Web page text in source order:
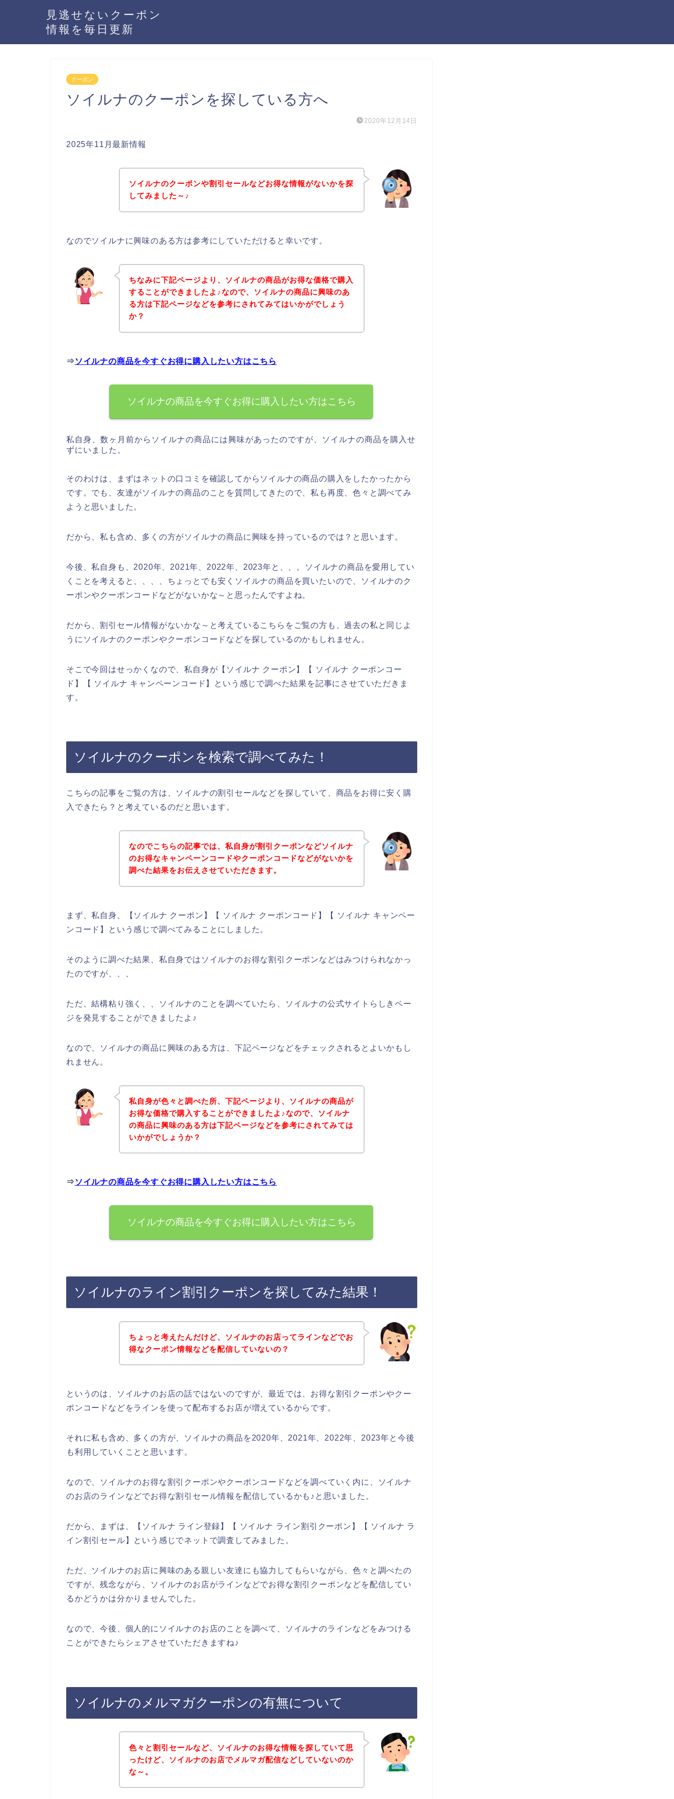
見逃せないクーポン
情報を毎日更新
クーポン
ソイルナのクーポンを探している方へ
2020年12月14日
2025年11月最新情報
ソイルナのクーポンや割引セールなどお得な情報がないかを探
してみました～♪
なのでソイルナに興味のある方は参考にしていただけると幸いです。
ちなみに下記ページより、ソイルナの商品がお得な価格で購入
することができましたよ♪なので、ソイルナの商品に興味のあ
る方は下記ページなどを参考にされてみてはいかがでしょう
か？
⇒ ソイルナの商品を今すぐお得に購入したい方はこちら
ソイルナの商品を今すぐお得に購入したい方はこちら
私自身、数ヶ月前からソイルナの商品には興味があったのですが、ソイルナの商品を購入せ
ずにいました。
そのわけは、まずはネットの口コミを確認してからソイルナの商品の購入をしたかったから
です。でも、友達がソイルナの商品のことを質問してきたので、私も再度、色々と調べてみ
ようと思いました。
だから、私も含め、多くの方がソイルナの商品に興味を持っているのでは？と思います。
今後、私自身も、2020年、2021年、2022年、2023年と、、。ソイルナの商品を愛用してい
くことを考えると、、、、ちょっとでも安くソイルナの商品を買いたいので、ソイルナのク
ーポンやクーポンコードなどがないかな～と思ったんですよね。
だから、割引セール情報がないかな～と考えているこちらをご覧の方も、過去の私と同じよ
うにソイルナのクーポンやクーポンコードなどを探しているのかもしれません。
そこで今回はせっかくなので、私自身が【ソイルナ クーポン】【 ソイルナ クーポンコー
ド】【 ソイルナ キャンペーンコード】という感じで調べた結果を記事にさせていただきま
す。
ソイルナのクーポンを検索で調べてみた！
こちらの記事をご覧の方は、ソイルナの割引セールなどを探していて、商品をお得に安く購
入できたら？と考えているのだと思います。
なのでこちらの記事では、私自身が割引クーポンなどソイルナ
のお得なキャンペーンコードやクーポンコードなどがないかを
調べた結果をお伝えさせていただきます。
まず、私自身、【ソイルナ クーポン】【 ソイルナ クーポンコード】【 ソイルナ キャンペー
ンコード】という感じで調べてみることにしました。
そのように調べた結果、私自身ではソイルナのお得な割引クーポンなどはみつけられなかっ
たのですが、、、
ただ、結構粘り強く、、ソイルナのことを調べていたら、ソイルナの公式サイトらしきペー
ジを発見することができましたよ♪
なので、ソイルナの商品に興味のある方は、下記ページなどをチェックされるとよいかもし
れません。
私自身が色々と調べた所、下記ページより、ソイルナの商品が
お得な価格で購入することができましたよ♪なので、ソイルナ
の商品に興味のある方は下記ページなどを参考にされてみては
いかがでしょうか？
⇒ ソイルナの商品を今すぐお得に購入したい方はこちら
ソイルナの商品を今すぐお得に購入したい方はこちら
ソイルナのライン割引クーポンを探してみた結果！
ちょっと考えたんだけど、ソイルナのお店ってラインなどでお
得なクーポン情報などを配信していないの？
というのは、ソイルナのお店の話ではないのですが、最近では、お得な割引クーポンやクー
ポンコードなどをラインを使って配布するお店が増えているからです。
それに私も含め、多くの方が、ソイルナの商品を2020年、2021年、2022年、2023年と今後
も利用していくことと思います。
なので、ソイルナのお得な割引クーポンやクーポンコードなどを調べていく内に、ソイルナ
のお店のラインなどでお得な割引セール情報を配信しているかも♪と思いました。
だから、まずは、【ソイルナ ライン登録】【 ソイルナ ライン割引クーポン】【 ソイルナ ラ
イン割引セール】という感じでネットで調査してみました。
ただ、ソイルナのお店に興味のある親しい友達にも協力してもらいながら、色々と調べたの
ですが、残念ながら、ソイルナのお店がラインなどでお得な割引クーポンなどを配信してい
るかどうかは分かりませんでした。
なので、今後、個人的にソイルナのお店のことを調べて、ソイルナのラインなどをみつける
ことができたらシェアさせていただきますね♪
ソイルナのメルマガクーポンの有無について
色々と割引セールなど、ソイルナのお得な情報を探していて思
ったけど、ソイルナのお店でメルマガ配信などしていないのか
な～。